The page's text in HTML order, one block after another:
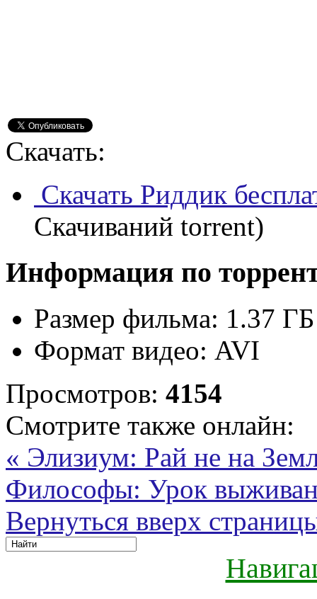
Скачать:
Скачать Риддик
Скачиваний torrent)
Информация по
Размер фильма: 1.37 ГБ
Формат видео: AVI
Просмотров: 4154
Смотрите также онлайн:
« Элизиум: Рай не на
Философы: Урок
Вернуться вверх